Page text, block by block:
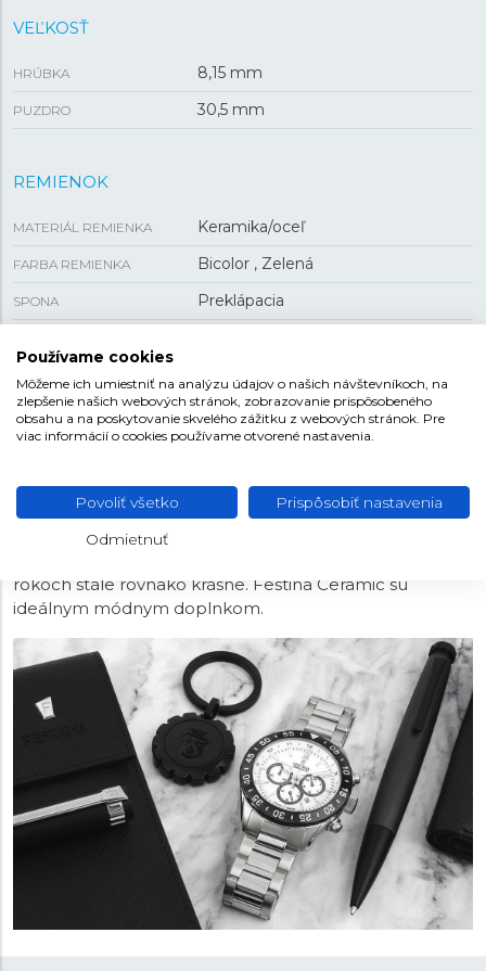
VEĽKOSŤ
HRÚBKA 8,15 mm
PUZDRO 30,5 mm
REMIENOK
MATERIÁL REMIENKA Keramika/oceľ
FARBA REMIENKA Bicolor , Zelená
SPONA Preklápacia
FESTINA CERAMIC
použitiu keramiky v lunete alebo článkoch ťahu.
Keramika vyniká nielen svojim vzhľadom, ale najviac
špecifickou vlastnosťou je, že ju nepoškriabete. A práve
rokoch stále rovnako krásne. Festina Ceramic sú
ideálnym módnym doplnkom.
Používame cookies
Môžeme ich umiestniť na analýzu údajov o našich návštevníkoch, na
zlepšenie našich webových stránok, zobrazovanie prispôsobeného
obsahu a na poskytovanie skvelého zážitku z webových stránok. Pre
viac informácií o cookies používame otvorené nastavenia.
Povoliť všetko Prispôsobiť nastavenia
Odmietnuť